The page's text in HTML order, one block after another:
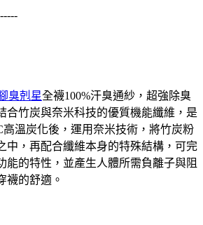
臭剋星全襪100%汗臭通紗，超強除臭
合竹炭與奈米科技的優質機能纖維，是
高溫炭化後，運用奈米技術，將竹炭粉
中，再配合纖維本身的特殊結構，可完
能的特性，並產生人體所需負離子與阻
襪的舒適。